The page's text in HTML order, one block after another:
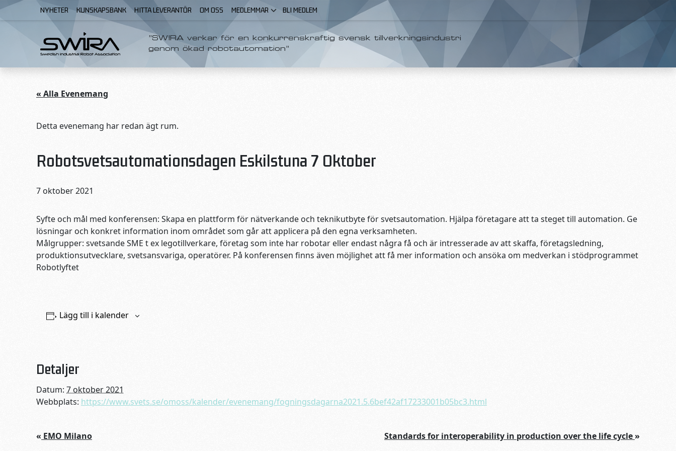
Skip to content
NYHETER KUNSKAPSBANK HITTA LEVERANTÖR OM OSS MEDLEMMAR BLI MEDLEM
”SWIRA verkar för en konkurrenskraftig svensk tillverkningsindustri
genom ökad robotautomation”
« Alla Evenemang
Detta evenemang har redan ägt rum.
Robotsvetsautomationsdagen Eskilstuna 7 Oktober
7 oktober 2021
Syfte och mål med konferensen: Skapa en plattform för nätverkande och teknikutbyte för svetsautomation. Hjälpa företagare att ta steget till automation. Ge
lösningar och konkret information inom området som går att applicera på den egna verksamheten.
Målgrupper: svetsande SME t ex legotillverkare, företag som inte har robotar eller endast några få och är intresserade av att skaffa, företagsledning,
produktionsutvecklare, svetsansvariga, operatörer. På konferensen finns även möjlighet att få mer information och ansöka om medverkan i stödprogrammet
Robotlyftet
Lägg till i kalender
Detaljer
Datum: 7 oktober 2021
Webbplats: https://www.svets.se/omoss/kalender/evenemang/fogningsdagarna2021.5.6bef42af17233001b05bc3.html
« EMO Milano Standards for interoperability in production over the life cycle»